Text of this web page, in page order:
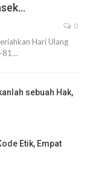
0
Hari Ulang
81…
sebuah Hak,
Etik, Empat